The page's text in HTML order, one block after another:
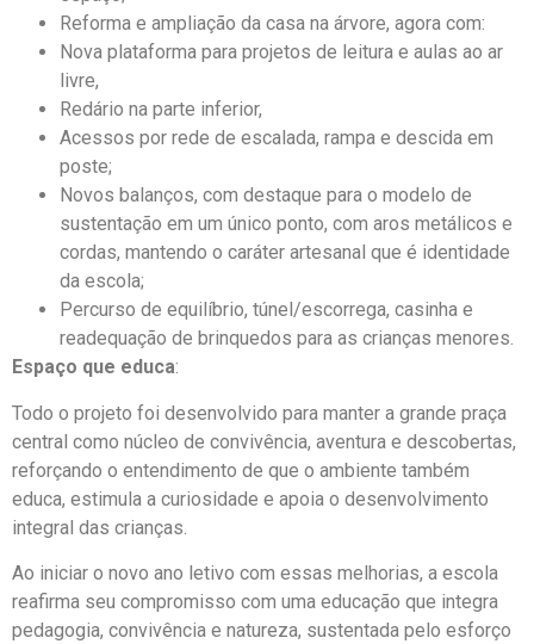
Reforma e ampliação da casa na árvore, agora com:
Nova plataforma para projetos de leitura e aulas ao ar
livre,
Redário na parte inferior,
Acessos por rede de escalada, rampa e descida em
poste;
Novos balanços, com destaque para o modelo de
sustentação em um único ponto, com aros metálicos e
cordas, mantendo o caráter artesanal que é identidade
da escola;
Percurso de equilíbrio, túnel/escorrega, casinha e
readequação de brinquedos para as crianças menores.
Espaço que educa:
Todo o projeto foi desenvolvido para manter a grande praça
central como núcleo de convivência, aventura e descobertas,
reforçando o entendimento de que o ambiente também
educa, estimula a curiosidade e apoia o desenvolvimento
integral das crianças.
Ao iniciar o novo ano letivo com essas melhorias, a escola
reafirma seu compromisso com uma educação que integra
pedagogia, convivência e natureza, sustentada pelo esforço